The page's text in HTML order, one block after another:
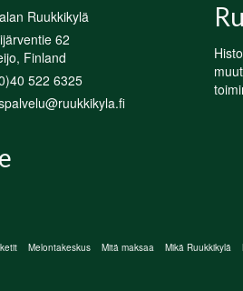
Ruukkikylä
62
Finland
522 6325
Melontakeskus Mitä maksaa Mikä Ruukkikylä